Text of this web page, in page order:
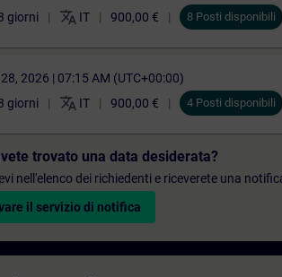
giorni translate IT 900,00 € 8 Posti disponibili
2026 | 07:15 AM (UTC+00:00)
giorni translate IT 900,00 € 4 Posti disponibili
trovato una data desiderata?
nell'elenco dei richiedenti e riceverete una
il servizio di notifica